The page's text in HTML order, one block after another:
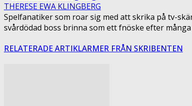
THERESE EWA KLINGBERG
Spelfanatiker som roar sig med att skrika på tv-
svårdödad boss brinna som ett fnöske efter
RELATERADE ARTIKLARMER FRÅN SKRIBENTEN